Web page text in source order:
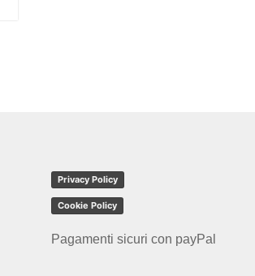
Privacy Policy
Cookie Policy
Pagamenti sicuri con payPal